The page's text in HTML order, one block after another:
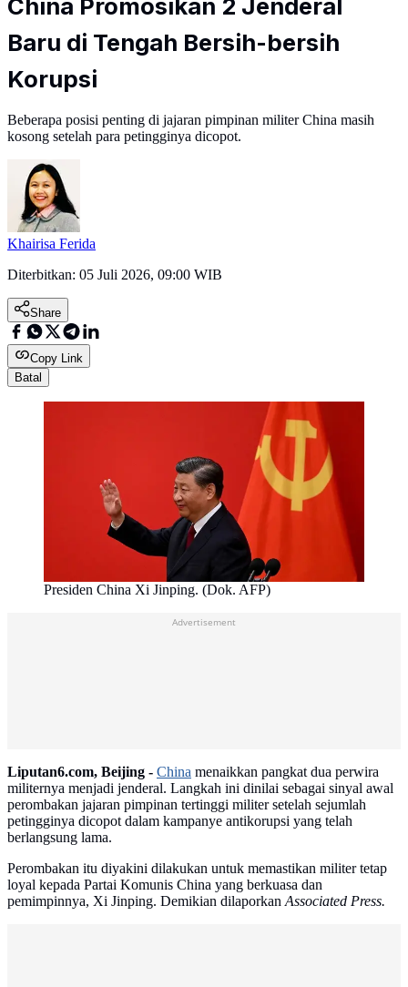
China Promosikan 2 Jenderal
Baru di Tengah Bersih-bersih
Korupsi
Beberapa posisi penting di jajaran pimpinan militer China masih
kosong setelah para petingginya dicopot.
Khairisa Ferida
Diterbitkan: 05 Juli 2026, 09:00 WIB
Share
Copy Link
Batal
Presiden China Xi Jinping. (Dok. AFP)
Advertisement
Liputan6.com, Beijing - China menaikkan pangkat dua perwira
militernya menjadi jenderal. Langkah ini dinilai sebagai sinyal awal
perombakan jajaran pimpinan tertinggi militer setelah sejumlah
petingginya dicopot dalam kampanye antikorupsi yang telah
berlangsung lama.
Perombakan itu diyakini dilakukan untuk memastikan militer tetap
loyal kepada Partai Komunis China yang berkuasa dan
pemimpinnya, Xi Jinping. Demikian dilaporkanAssociated Press.